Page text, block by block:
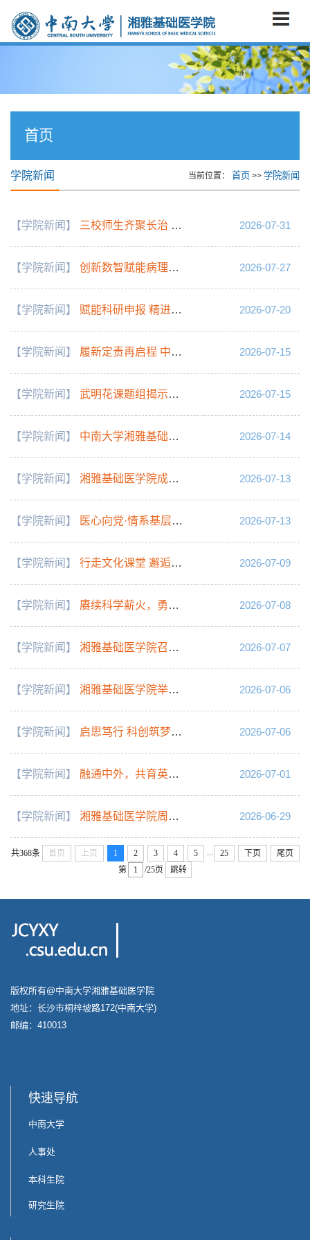
首页
学院新闻 当前位置： 首页 >> 学院新闻
【学院新闻】 三校师生齐聚长治 共赴中医药文化与红色研学之旅 2026-07-31
【学院新闻】 创新数智赋能病理教学 周海燕副教授团队斩获第二届全国高校教师数智教育创新大赛二等奖 2026-07-27
【学院新闻】 赋能科研申报 精进学术能力——湘雅基础医学院举办国家自然科学基金申请书质量提升专题讲座 2026-07-20
【学院新闻】 履新定责再启程 中南大学湘雅司法鉴定中心召开更名后首次全员大会 2026-07-15
【学院新闻】 武明花课题组揭示了高尔基体网格蛋白囊泡调控GBM细胞线粒体结构和代谢重编程 2026-07-15
【学院新闻】 中南大学湘雅基础医学院2026年YES项目国际暑期夏令营圆满结业 2026-07-14
【学院新闻】 湘雅基础医学院成功举办2026年湖南省高校病原生物学与免疫学实验教学师资培训班暨研讨会 2026-07-13
【学院新闻】 医心向党·情系基层丨湘雅基础医学院“健康护航”志愿服务队携专家义诊进乡村，健康暖民心 2026-07-13
【学院新闻】 行走文化课堂 邂逅千年文脉——中南大学湘雅基础医学院2026年YES项目国际暑期夏令营文化体验侧记 2026-07-09
【学院新闻】 赓续科学薪火，勇担报国使命——湘雅基础医学院生殖与干细胞工程研究所师生党支部主题党日活动 2026-07-08
【学院新闻】 湘雅基础医学院召开主任书记会议 统筹部署下半年重点工作 2026-07-07
【学院新闻】 湘雅基础医学院举行“七一”表彰大会暨“光荣在党50年”纪念章颁发仪式 2026-07-06
【学院新闻】 启思笃行 科创筑梦—2026年度机能实验学自主实验设计竞赛成功举办 2026-07-06
【学院新闻】 融通中外，共育英才！中南大学湘雅基础医学院 2026 年 YES 项目国际暑期夏令营正式开营 2026-07-01
【学院新闻】 湘雅基础医学院周勇课题组在《Cell Death & Disease》发表急性肺损伤研究新成果 2026-06-29
共368条 首页 上页 1 2 3 4 5 ... 25 下页
尾页
第
/25页 跳转
版权所有@中南大学湘雅基础医学院
地址：长沙市桐梓坡路172(中南大学)
邮编：410013
快速导航
中南大学
人事处
本科生院
研究生院